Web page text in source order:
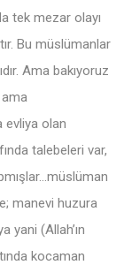
tek mezar olayı
Bu müslümanlar
Ama bakıyoruz
evliya olan
talebeleri var,
manevi huzura
yani (Allah’ın
kocaman